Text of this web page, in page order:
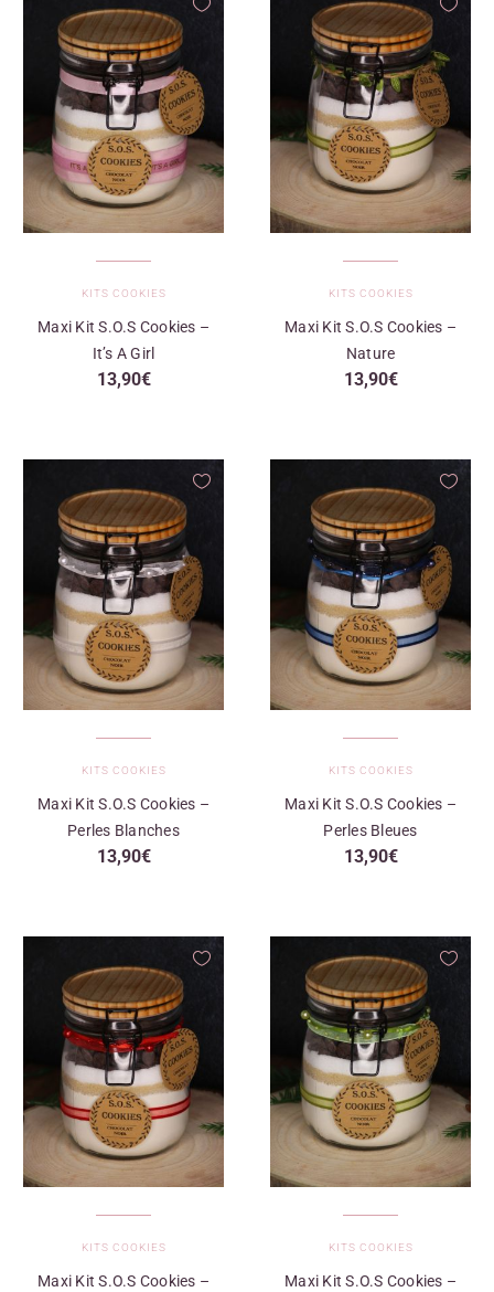
KITS COOKIES
Maxi Kit S.O.S Cookies –
It’s A Girl
13,90€
KITS COOKIES
Maxi Kit S.O.S Cookies –
Nature
13,90€
KITS COOKIES
Maxi Kit S.O.S Cookies –
Perles Blanches
13,90€
KITS COOKIES
Maxi Kit S.O.S Cookies –
Perles Bleues
13,90€
KITS COOKIES
Maxi Kit S.O.S Cookies –
KITS COOKIES
Maxi Kit S.O.S Cookies –